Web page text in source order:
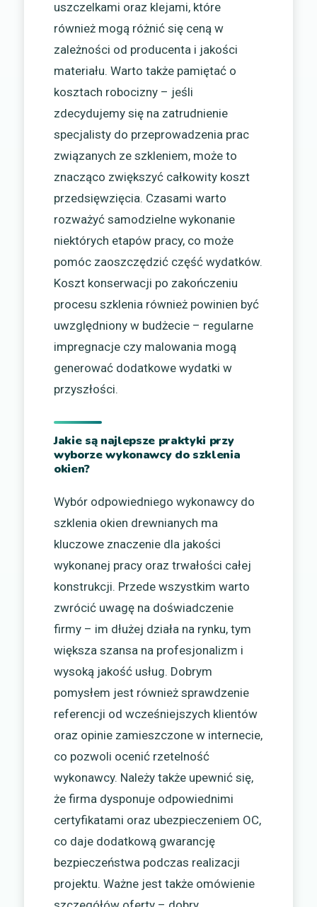
uszczelkami oraz klejami, które
również mogą różnić się ceną w
zależności od producenta i jakości
materiału. Warto także pamiętać o
kosztach robocizny – jeśli
zdecydujemy się na zatrudnienie
specjalisty do przeprowadzenia prac
związanych ze szkleniem, może to
znacząco zwiększyć całkowity koszt
przedsięwzięcia. Czasami warto
rozważyć samodzielne wykonanie
niektórych etapów pracy, co może
pomóc zaoszczędzić część wydatków.
Koszt konserwacji po zakończeniu
procesu szklenia również powinien być
uwzględniony w budżecie – regularne
impregnacje czy malowania mogą
generować dodatkowe wydatki w
przyszłości.
Jakie są najlepsze praktyki przy
wyborze wykonawcy do szklenia
okien?
Wybór odpowiedniego wykonawcy do
szklenia okien drewnianych ma
kluczowe znaczenie dla jakości
wykonanej pracy oraz trwałości całej
konstrukcji. Przede wszystkim warto
zwrócić uwagę na doświadczenie
firmy – im dłużej działa na rynku, tym
większa szansa na profesjonalizm i
wysoką jakość usług. Dobrym
pomysłem jest również sprawdzenie
referencji od wcześniejszych klientów
oraz opinie zamieszczone w internecie,
co pozwoli ocenić rzetelność
wykonawcy. Należy także upewnić się,
że firma dysponuje odpowiednimi
certyfikatami oraz ubezpieczeniem OC,
co daje dodatkową gwarancję
bezpieczeństwa podczas realizacji
projektu. Ważne jest także omówienie